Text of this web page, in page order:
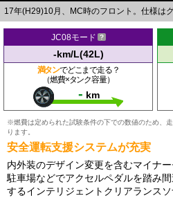
17年(H29)10月、MC時のフロント。仕様は
JC08モード
-km/L(42L)
満タンでどこまで走る？
（燃費×タンク容量）
- km
※燃費は定められた試験条件の下での数値のため、
ります。
安全運転支援システムが充実
内外装のデザイン変更を含むマイナ
駐車場などでアクセルペダルを踏み
するインテリジェントクリアランス